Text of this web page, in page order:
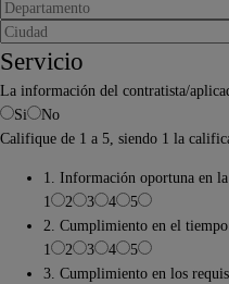
Servicio
La información del contratista/
Si
No
Califique de 1 a 5, siendo 1 la
1. Información oportuna en
1
2 3 4
5
2. Cumplimiento en el
1
2 3 4
5
3. Cumplimiento en los